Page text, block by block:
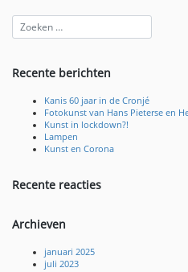
Recente berichten
Kanis 60 jaar in de Cronjé
Fotokunst van Hans Pieterse en
Kunst in lockdown?!
Lampen
Kunst en Corona
Recente reacties
Archieven
januari 2025
juli 2023